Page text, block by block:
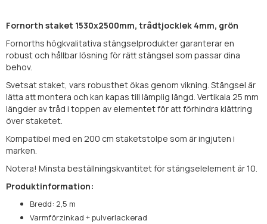
‌Fornorth staket 1530x2500mm, trådtjocklek 4mm, grön
Fornorths högkvalitativa stängselprodukter garanterar en
robust och hållbar lösning för rätt stängsel som passar dina
behov.
Svetsat staket, vars robusthet ökas genom vikning. Stängsel är
lätta att montera och kan kapas till lämplig längd. Vertikala 25 mm
längder av tråd i toppen av elementet för att förhindra klättring
över staketet.
Kompatibel med en 200 cm staketstolpe som är ingjuten i
marken.
Notera! Minsta beställningskvantitet för stängselelement är 10.
Produktinformation:
Bredd: 2,5 m
Varmförzinkad + pulverlackerad